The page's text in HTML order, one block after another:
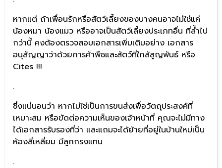
หากแต่ ถ้าเพื่อนรักหรือสัตว์เลี้ยงของบางคนอาจไม่ใช่แค่
น้องหมา น้องแมว หรืออาจเป็นสัตว์เลี้ยงประเภทอื่น ที่ล้ำไป
กว่านี้ คงต้องตรวจสอบเอกสารเพิ่มเติมอย่าง เอกสาร
อนุสัญญาว่าด้วยการค้าพืชและสัตว์ที่ใกล้สูญพันธ์ หรือ
Cites !!!
.
ซึ่งแน่นอนว่า หากไม่ใช่เป็นการขนส่งเพื่อวัตถุประสงค์ที่
เหมาะสม หรือขัดต่อความเห็นของเจ้าหน้าที่ คุณจะไม่มีทาง
ได้เอกสารรับรองที่ว่า และแถมจะได้ย้ายที่อยู่ในบ้านใหม่เป็น
ห้องสี่เหลี่ยม มีลูกกรงแทน
.